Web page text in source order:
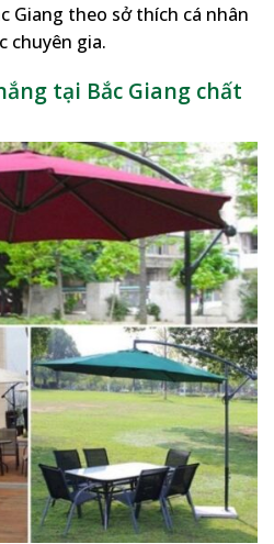
Giang theo sở thích cá nhân
chuyên gia.
tại Bắc Giang chất